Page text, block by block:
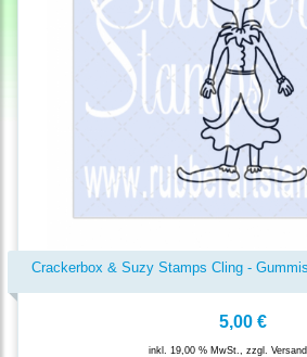
Crackerbox & Suzy Stamps Cling -
5,00 €
inkl. 19,00 % MwSt., zzgl.